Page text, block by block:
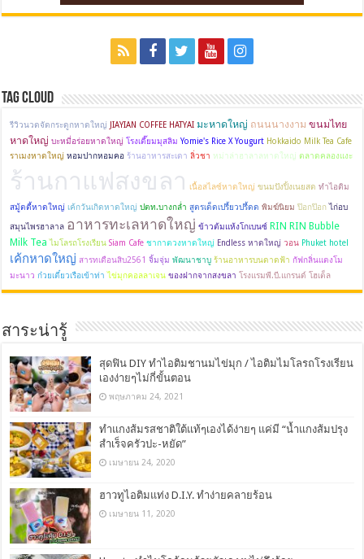
Tag Cloud
รีวิวนวดจัดกระดูกหาดใหญ่ JIAYIAN COFFEE HATYAI มะหาดใหญ่ ถนนนางงาม ขนมไทย
หาดใหญ่ บะหมี่อร่อยหาดใหญ่ โรงเตี๊ยมมุสลิม Yomie's Rice X Yougurt Hokkaido Milk Tea Cafe
ราเมงหาดใหญ่ หอมปากหอมคอ ร้านอาหารสะเดา ลิ่วชา หม่าล่าฮาลาลหาดใหญ่ ตลาดคลองแงะ
ร้านกาแฟสงขลา เนื้อสไลซ์หาดใหญ่ ขนมปังปิ้งเนยสด ทำไอติม
สมู้ตตี้หาดใหญ่ เค้กวันเกิดหาดใหญ่ ปตท.บางกล่ำ สูตรเด็ดเปรี้ยวปรี้ดด พิมฆ์นิยม ป๊อกป๊อก ไก่อบ
สมุนไพรฮาลาล อาหารทะเลหาดใหญ่ ข้าวต้มแห้งโกเบนซ์ RIN RIN Bubble
Milk Tea ไมโลรถโรงเรียน Siam Cafe ชากาตวงหาดใหญ่ Endless หาดใหญ่ วอน Phuket hotel
เค้กหาดใหญ่ สารทเดือนสิบ2561 จิ้มจุ่ม พัฒนาชาบู ร้านอาหารบนดาดฟ้า กัฟกลิ่นแตงโม
มะนาว ก๋วยเตี๋ยวเรือเข้าท่า ไข่มุกคอลลาเจน ของฝากจากสงขลา โรงแรมพี.บี.แกรนด์ โฮเต็ล
สาระน่ารู้
สุดฟิน DIY ทำไอติมชานมไข่มุก / ไอติมไมโลรถโรงเรียน
เองง่ายๆไม่กี่ขั้นตอน
พฤษภาคม 24, 2021
ทำแกงส้มรสชาติใต้แท้ๆเองได้ง่ายๆ แค่มี “น้ำแกงส้มปรุง
สำเร็จครัวปะ-หยัด”
เมษายน 24, 2020
ฮาวทูไอติมแท่ง D.I.Y. ทำง่ายคลายร้อน
เมษายน 11, 2020